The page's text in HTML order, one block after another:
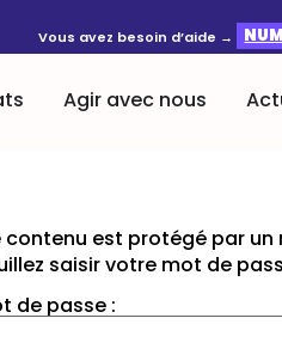
Vous avez besoin d’aide →
Agir avec nous
contenu est protégé par un
saisir votre mot de
de passe :